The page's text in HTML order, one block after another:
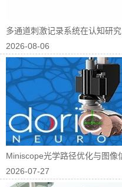
多通道刺激记录系统在认知研究
中的应用
2026-08-06
Miniscope光学路径优化与图像
噪...
2026-07-27